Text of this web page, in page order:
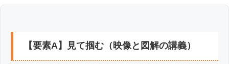
【要素A】見て掴む（映像と図解の講義）